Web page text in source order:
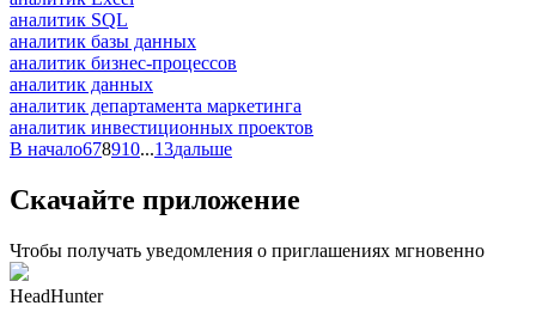
аналитик SQL
аналитик базы данных
аналитик бизнес-процессов
аналитик данных
аналитик департамента маркетинга
аналитик инвестиционных проектов
В начало678910...13дальше
Скачайте приложение
Чтобы получать уведомления о приглашениях мгновенно
HeadHunter